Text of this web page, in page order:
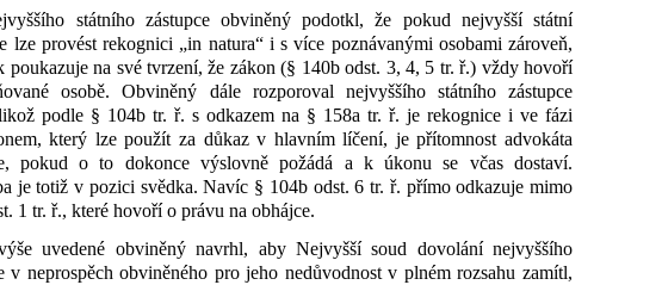
státního zástupce obviněný podotkl, že pokud nejvyšší státní
lze provést rekognici „in natura“ i s více poznávanými osobami zároveň,
poukazuje na své tvrzení, že zákon (§ 140b odst. 3, 4, 5 tr. ř.) vždy hovoří
osobě. Obviněný dále rozporoval nejvyššího státního zástupce
podle § 104b tr. ř. s odkazem na § 158a tr. ř. je rekognice i ve fázi
který lze použít za důkaz v hlavním líčení, je přítomnost advokáta
pokud o to dokonce výslovně požádá a k úkonu se včas dostaví.
je totiž v pozici svědka. Navíc § 104b odst. 6 tr. ř. přímo odkazuje mimo
1 tr. ř., které hovoří o právu na obhájce.
uvedené obviněný navrhl, aby Nejvyšší soud dovolání nejvyššího
v neprospěch obviněného pro jeho nedůvodnost v plném rozsahu zamítl,